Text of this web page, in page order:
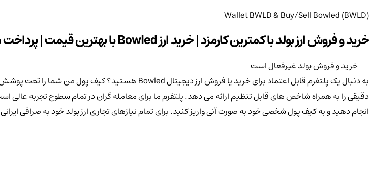
Wallet BWLD & Buy/Sell Bowled (BWLD)
خرید و فروش ارز بولد با کمترین کارمزد | خرید ارز Bowled با بهترین قیمت | پرداخت سریع ریالی و تومانی ارز BWLD
خرید و فروش بولد غیرفعال است
انجام دهید و به کیف پول شخصی خود به صورت آنی واریز کنید. برای تمام نیازهای تجاری ارز بولد خود به صرافی